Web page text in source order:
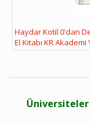
Haydar Kotil 0'dan
El Kitabı KR Akademi
Üniversiteler